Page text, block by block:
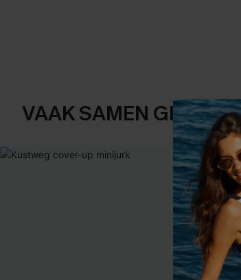
VAAK SAMEN